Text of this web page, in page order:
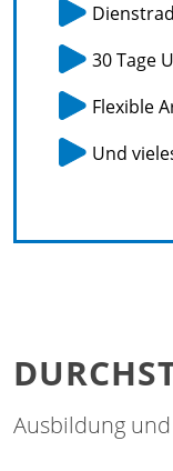
30 Tage
Flexible
Und
Ausbildung